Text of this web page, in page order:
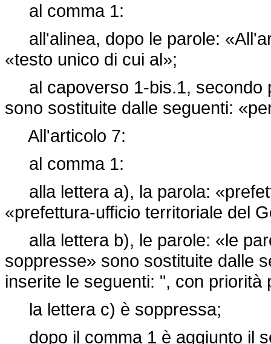
al comma 1:
all'alinea, dopo le parole:
«testo unico di cui al»;
al capoverso 1-bis.1, secondo
sono sostituite dalle seguenti:
All'articolo 7:
al comma 1:
alla lettera a), la parola:
«prefettura-ufficio territoriale del
alla lettera b), le parole: «le
soppresse» sono sostituite dalle
inserite le seguenti: ", con priorità
la lettera c) è soppressa;
dopo il comma 1 è aggiunto il